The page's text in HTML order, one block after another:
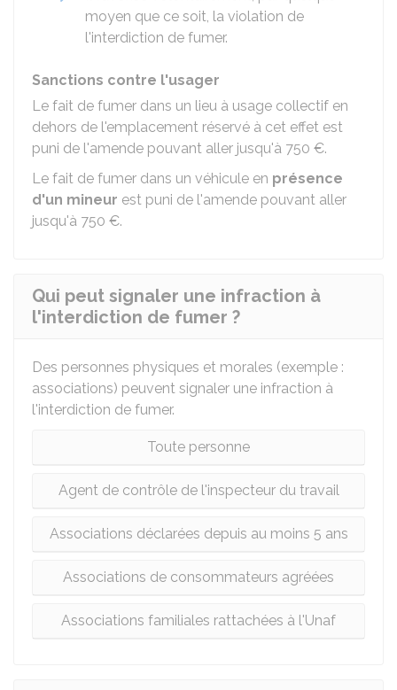
moyen que ce soit, la violation de
l'interdiction de fumer.
Sanctions contre l'usager
Le fait de fumer dans un lieu à usage collectif en
dehors de l'emplacement réservé à cet effet est
puni de l'amende pouvant aller jusqu'à 750 €.
Le fait de fumer dans un véhicule en présence
d'un mineur est puni de l'amende pouvant aller
jusqu'à 750 €.
Qui peut signaler une infraction à
l'interdiction de fumer ?
Des personnes physiques et morales (exemple :
associations) peuvent signaler une infraction à
l'interdiction de fumer.
Toute personne
Agent de contrôle de l'inspecteur du travail
Associations déclarées depuis au moins 5 ans
Associations de consommateurs agréées
Associations familiales rattachées à l'Unaf